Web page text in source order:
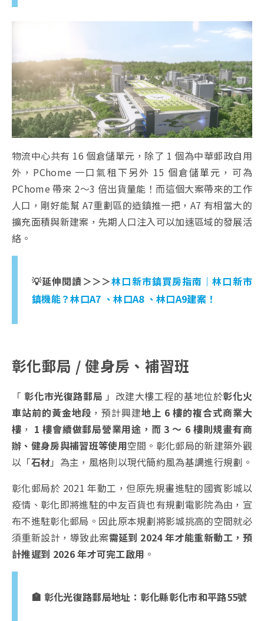
物流中心共有 16 個倉儲單元，除了 1 個為中華郵政自用
外，PChome 一口氣租下另外 15 個倉儲單元，可為
PChome 帶來 2～3 倍出貨量能！而這個大案帶來的工作
人口，剛好能幫 A7重劃區的造鎮推一把，A7 有相當大的
擴充面積與新建案，先期人口注入可以加速區域的發展活
絡。
💡延伸閱讀＞＞＞林口新市鎮買房指南｜林口新市
鎮機能？林口A7 、林口A8 、林口A9建案！
彰化郵局 / 健身房、補習班
「彰化市光復路郵局 」改建大樓工程的基地位於彰化火
車站前的黃金地段 ，預計興建地上 6 樓的複合式商業大
樓 ， 1 樓會續做郵局營業用途，而 3 ～ 6 樓則規畫有商
辦、健身房與補習班等使用空間。彰化郵局的新建築外觀
以「石材」為主，風格則以現代簡約風為基調進行規劃。
彰化郵局於 2021 年動工，但原先規畫進駐的國賓影城以
疫情、彰化即將進駐的中友百貨也有規劃電影院為由，宣
布不進駐彰化郵局。因此原本規劃將影城挑高的空間就必
須重新設計，導致此案需延到 2024 年才能重新動工，預
計推遲到 2026 年才可完工啟用 。
🏣 彰化光復路郵局地址：彰化縣彰化市和平路55號